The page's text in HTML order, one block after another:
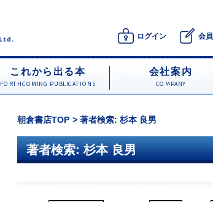
ログイン 会
これから出る本
FORTHCOMING PUBLICATIONS
会社案内
COMPANY
朝倉書店TOP 著者検索: 杉本 良男
著者検索: 杉本 良男